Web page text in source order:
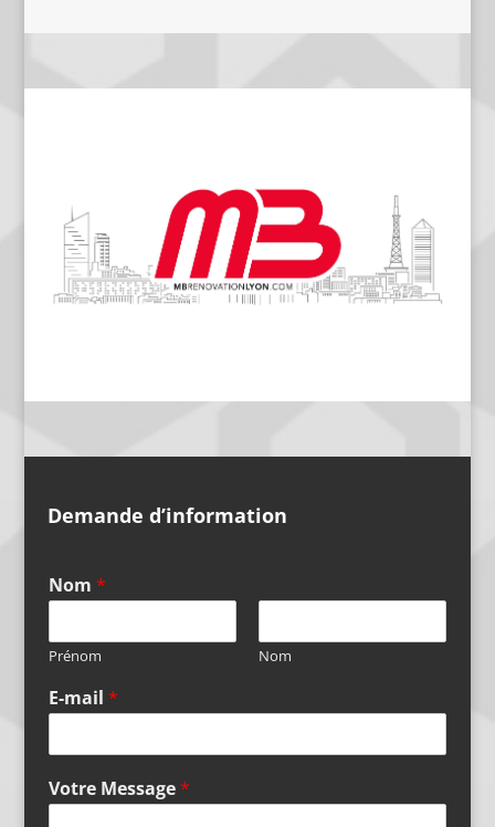
Demande d’information
Nom *
Prénom Nom
E-mail *
Votre Message*